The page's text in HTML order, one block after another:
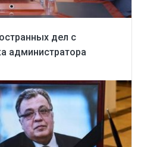
дел с
администратора